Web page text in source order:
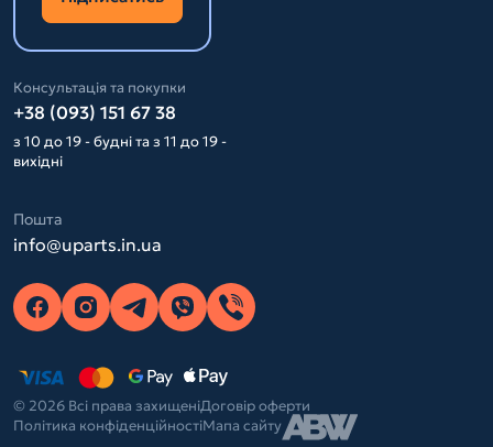
Консультація та покупки
+38 (093) 151 67 38
з 10 до 19 - будні та з 11 до 19 -
вихідні
Пошта
info@uparts.in.ua
© 2026 Всі права захищеніДоговір оферти
Політика конфіденційностіМапа сайту